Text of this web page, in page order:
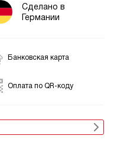
Сделано в
Германии
Банковская карта
Оплата по QR-коду